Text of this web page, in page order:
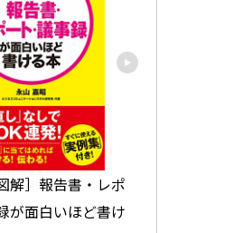
解］報告書・レポ
が面白いほど書け